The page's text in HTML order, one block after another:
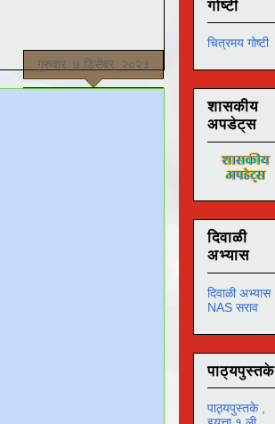
गुरुवार, ७ डिसेंबर, २०२३
गोष्टी
चित्रमय गोष्टी
शासकीय
अपडेट्स
दिवाळी
अभ्यास
दिवाळी अभ्यास
NAS सराव
पाठ्यपुस्तके
पाठ्यपुस्तके ,